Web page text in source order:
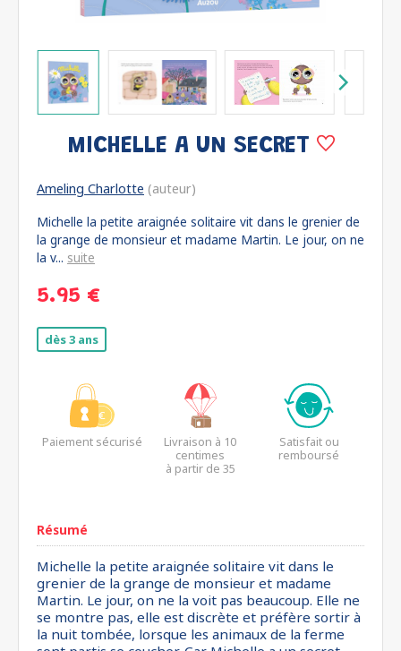
MICHELLE A UN SECRET
Ameling Charlotte (auteur)
Michelle la petite araignée solitaire vit dans le grenier de
la grange de monsieur et madame Martin. Le jour, on ne
la v... suite
5.95 €
dès 3 ans
Paiement sécurisé
Livraison à 10
centimes
à partir de 35
Satisfait ou
remboursé
Résumé
Michelle la petite araignée solitaire vit dans le
grenier de la grange de monsieur et madame
Martin. Le jour, on ne la voit pas beaucoup. Elle ne
se montre pas, elle est discrète et préfère sortir à
la nuit tombée, lorsque les animaux de la ferme